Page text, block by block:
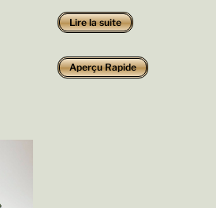
Lire la suite
Aperçu Rapide